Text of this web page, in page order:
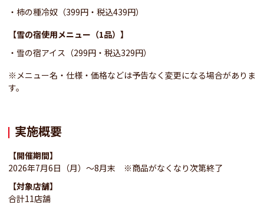
柿の種冷奴（399円・税込439円）
【雪の宿使用メニュー（1品）】
雪の宿アイス（299円・税込329円）
※メニュー名・仕様・価格などは予告なく変更になる場合がありま
す。
実施概要
【開催期間】
2026年7月6日（月）～8月末 ※商品がなくなり次第終了
【対象店舗】
合計11店舗